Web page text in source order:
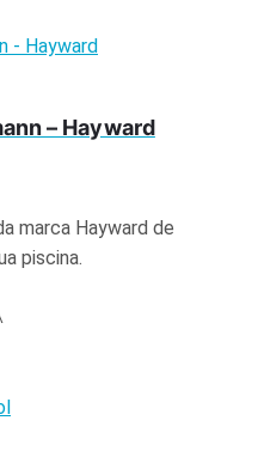
– Hayward
marca Hayward de
piscina.